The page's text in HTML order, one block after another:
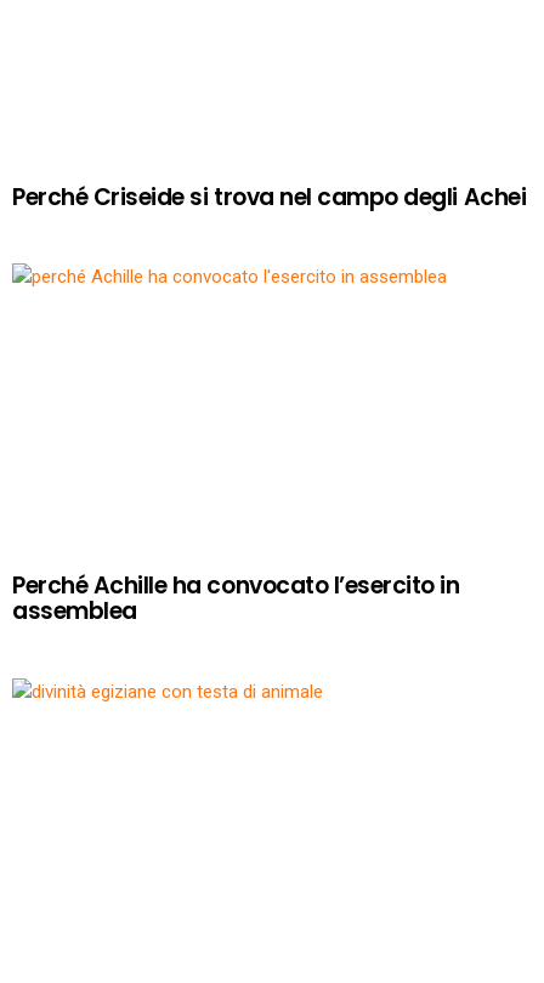
Perché Criseide si trova nel campo degli Achei
Perché Achille ha convocato l’esercito in
assemblea